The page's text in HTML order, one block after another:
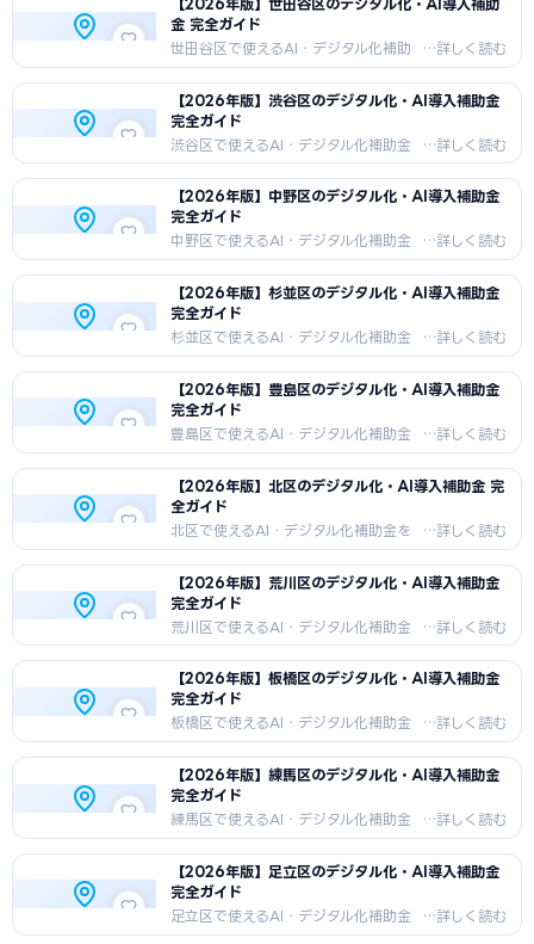
に、国の補助金＋東京都独自制度の組
み合わせ戦略、申請手順、採択事例を
紹介します。
【2026年版】世田谷区のデジタル化・AI導入補助
金 完全ガイド
世田谷区で使えるAI・デジタル化補助
金を徹底解説。住宅地・個人事業主・
フリーランス多いが盛んな世田谷区の
中小企業向けに、国の補助金＋東京都
独自制度の組み合わせ戦略、申請手
順、採択事例を紹介します。
【2026年版】渋谷区のデジタル化・AI導入補助金
完全ガイド
渋谷区で使えるAI・デジタル化補助金
を徹底解説。IT・スタートアップの聖地
が盛んな渋谷区の中小企業向けに、国
の補助金＋東京都独自制度の組み合わ
せ戦略、申請手順、採択事例を紹介し
ます。
【2026年版】中野区のデジタル化・AI導入補助金
完全ガイド
中野区で使えるAI・デジタル化補助金
を徹底解説。サブカルチャー・中小企
業多いが盛んな中野区の中小企業向け
に、国の補助金＋東京都独自制度の組
み合わせ戦略、申請手順、採択事例を
紹介します。
【2026年版】杉並区のデジタル化・AI導入補助金
完全ガイド
杉並区で使えるAI・デジタル化補助金
を徹底解説。住宅地・アニメ産業が盛
んな杉並区の中小企業向けに、国の補
助金＋東京都独自制度の組み合わせ戦
略、申請手順、採択事例を紹介しま
す。
【2026年版】豊島区のデジタル化・AI導入補助金
完全ガイド
豊島区で使えるAI・デジタル化補助金
を徹底解説。商業（池袋）・外国人経
営者も多いが盛んな豊島区の中小企業
向けに、国の補助金＋東京都独自制度
の組み合わせ戦略、申請手順、採択事
例を紹介します。
【2026年版】北区のデジタル化・AI導入補助金 完
全ガイド
北区で使えるAI・デジタル化補助金を
徹底解説。印刷業・中小製造業が盛ん
な北区の中小企業向けに、国の補助金
＋東京都独自制度の組み合わせ戦略、
申請手順、採択事例を紹介します。
【2026年版】荒川区のデジタル化・AI導入補助金
完全ガイド
荒川区で使えるAI・デジタル化補助金
を徹底解説。伝統工芸・小規模製造業
が盛んな荒川区の中小企業向けに、国
の補助金＋東京都独自制度の組み合わ
せ戦略、申請手順、採択事例を紹介し
ます。
【2026年版】板橋区のデジタル化・AI導入補助金
完全ガイド
板橋区で使えるAI・デジタル化補助金
を徹底解説。光学・精密機器産業が盛
んな板橋区の中小企業向けに、国の補
助金＋東京都独自制度の組み合わせ戦
略、申請手順、採択事例を紹介しま
す。
【2026年版】練馬区のデジタル化・AI導入補助金
完全ガイド
練馬区で使えるAI・デジタル化補助金
を徹底解説。アニメーション産業・農
業が盛んな練馬区の中小企業向けに、
国の補助金＋東京都独自制度の組み合
わせ戦略、申請手順、採択事例を紹介
します。
【2026年版】足立区のデジタル化・AI導入補助金
完全ガイド
足立区で使えるAI・デジタル化補助金
を徹底解説。製造業（皮革・金属加